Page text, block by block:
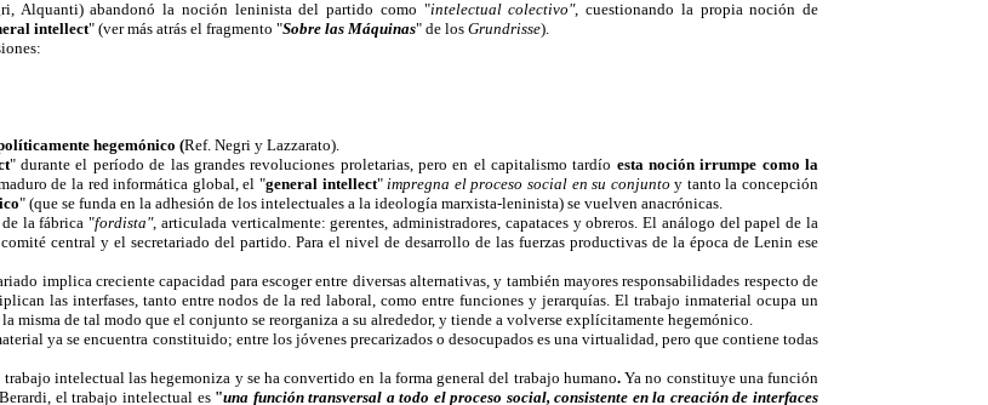
Alquanti) abandonó la noción leninista del partido como "intelectual colectivo", cuestionando la propia noción de
intellect" (ver más atrás el fragmento "Sobre las Máquinas" de los Grundrisse).
hegemónico (Ref. Negri y Lazzarato).
" durante el período de las grandes revoluciones proletarias, pero en el capitalismo tardío esta noción irrumpe como la
de la red informática global, el "general intellect" impregna el proceso social en su conjuntoy tanto la concepción
" (que se funda en la adhesión de los intelectuales a la ideología marxista-leninista) se vuelven anacrónicas.
la fábrica "fordista", articulada verticalmente: gerentes, administradores, capataces y obreros. El análogo del papel de la
central y el secretariado del partido. Para el nivel de desarrollo de las fuerzas productivas de la época de Lenin ese
implica creciente capacidad para escoger entre diversas alternativas, y también mayores responsabilidades respecto de
las interfases, tanto entre nodos de la red laboral, como entre funciones y jerarquías. El trabajo inmaterial ocupa un
de tal modo que el conjunto se reorganiza a su alrededor, y tiende a volverse explícitamente hegemónico.
ya se encuentra constituido; entre los jóvenes precarizados o desocupados es una virtualidad, pero que contiene todas
intelectual las hegemoniza y se ha convertido en la forma general del trabajo humano.Ya no constituye una función
el trabajo intelectual es "una función transversal a todo el proceso social, consistente en la creación de interfaces